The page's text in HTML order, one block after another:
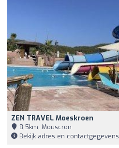
ZEN TRAVEL Moeskroen
8,5km, Mouscron
Bekijk adres en contactgegevens